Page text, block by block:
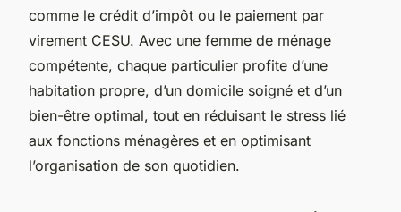
comme le crédit d’impôt ou le paiement par
virement CESU. Avec une femme de ménage
compétente, chaque particulier profite d’une
habitation propre, d’un domicile soigné et d’un
bien-être optimal, tout en réduisant le stress lié
aux fonctions ménagères et en optimisant
l’organisation de son quotidien.